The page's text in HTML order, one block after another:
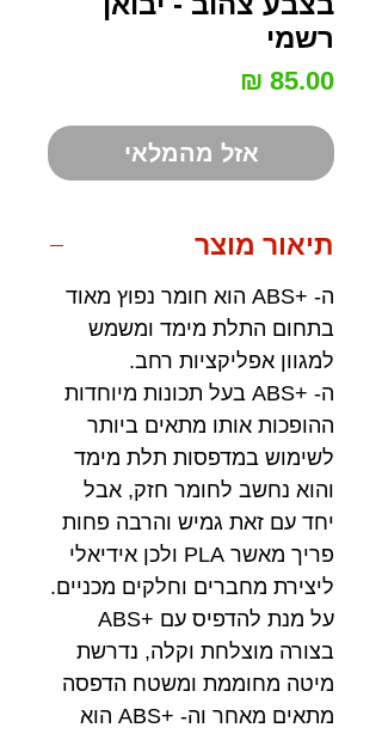
רשמי
אזל מהמלאי
תיאור מוצר
ה- +ABS הוא חומר נפוץ מאוד
בתחום התלת מימד ומשמש
למגוון אפליקציות רחב.
ה- +ABS בעל תכונות מיוחדות
ההופכות אותו מתאים ביותר
לשימוש במדפסות תלת מימד
והוא נחשב לחומר חזק, אבל
יחד עם זאת גמיש והרבה פחות
פריך מאשר PLA ולכן אידיאלי
ליצירת מחברים וחלקים מכניים.
על מנת להדפיס עם +ABS
בצורה מוצלחת וקלה, נדרשת
מיטה מחוממת ומשטח הדפסה
מתאים מאחר וה- +ABS הוא